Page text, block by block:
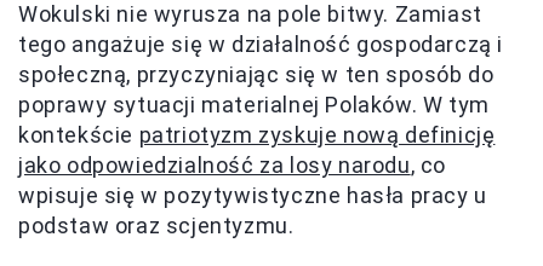
Wokulski nie wyrusza na pole bitwy. Zamiast
tego angażuje się w działalność gospodarczą i
społeczną, przyczyniając się w ten sposób do
poprawy sytuacji materialnej Polaków. W tym
kontekście patriotyzm zyskuje nową definicję
jako odpowiedzialność za losy narodu, co
wpisuje się w pozytywistyczne hasła pracy u
podstaw oraz scjentyzmu.